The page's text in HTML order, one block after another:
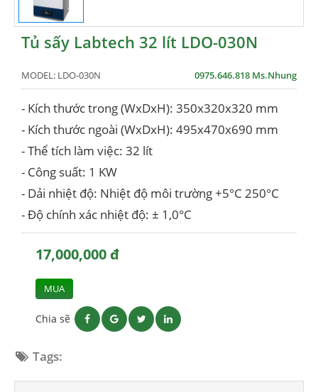
Tủ sấy Labtech 32 lít LDO-030N
MODEL: LDO-030N 0975.646.818 Ms.Nhung
- Kích thước trong (WxDxH): 350x320x320 mm
- Kích thước ngoài (WxDxH): 495x470x690 mm
- Thể tích làm việc: 32 lít
- Công suất: 1 KW
- Dải nhiệt độ: Nhiệt độ môi trường +5°C 250°C
- Độ chính xác nhiệt độ: ± 1,0°C
17,000,000 đ
MUA
Chia sẽ
Tags: